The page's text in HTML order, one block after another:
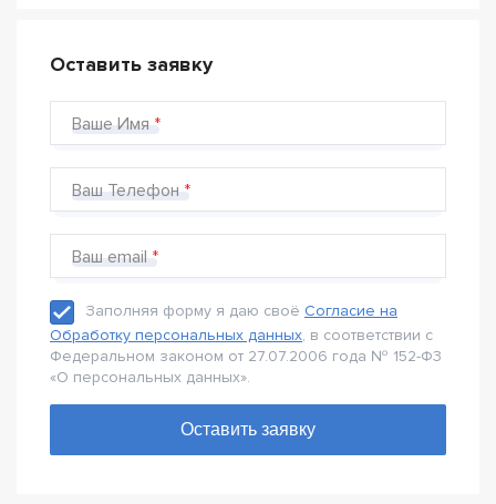
Оставить заявку
Ваше Имя
Ваш Телефон
Ваш email
Заполняя форму я даю своё Согласие на
Обработку персональных данных, в соответствии с
Федеральном законом от 27.07.2006 года № 152-Ф3
«О персональных данных».